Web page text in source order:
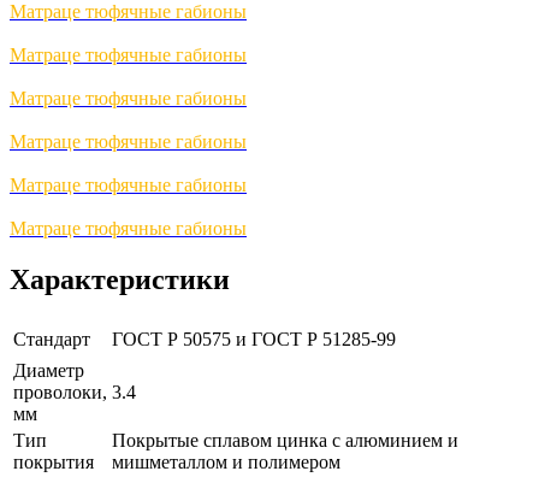
Матраце тюфячные габионы
Матраце тюфячные габионы
Матраце тюфячные габионы
Матраце тюфячные габионы
Матраце тюфячные габионы
Матраце тюфячные габионы
Характеристики
Стандарт
ГОСТ Р 50575 и ГОСТ Р 51285-99
Диаметр
проволоки,
мм
3.4
Тип
покрытия
Покрытые сплавом цинка с алюминием и
мишметаллом и полимером